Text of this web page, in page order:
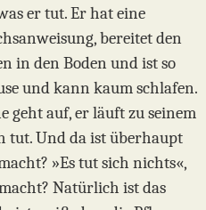
er tut. Er hat eine
bereitet den
in den Boden und ist so
und kann kaum schlafen.
geht auf, er läuft zu seinem
tut. Und da ist überhaupt
»Es tut sich nichts«,
Natürlich ist das